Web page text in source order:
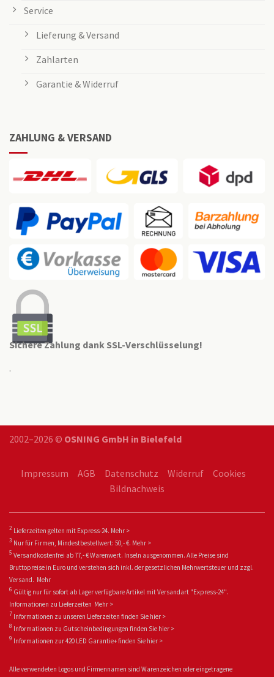
Service
Lieferung & Versand
Zahlarten
Garantie & Widerruf
ZAHLUNG & VERSAND
Sichere Zahlung dank SSL-Verschlüsselung!
.
2002–2026 © OSNING GmbH in Bielefeld
Impressum AGB Datenschutz Widerruf
Cookies
Bildnachweis
2 Lieferzeiten gelten mit Express-24. Mehr >
3 Nur für Firmen, Mindestbestellwert: 50,- €. Mehr >
5 Versandkostenfrei ab 77,- € Warenwert. Inseln ausgenommen. Alle Preise sind
Bruttopreise in Euro und verstehen sich inkl. der gesetzlichen Mehrwertsteuer und zzgl.
Versand. Mehr
6 Gültig nur für sofort ab Lager verfügbare Artikel mit Versandart "Express-24".
Informationen zu Lieferzeiten Mehr >
7 Informationen zu unseren Lieferzeiten finden Sie hier >
8 Informationen zu Gutscheinbedingungen finden Sie hier >
9 Informationen zur 420 LED Garantie+ finden Sie hier >
Alle verwendeten Logos und Firmennamen sind Warenzeichen oder eingetragene